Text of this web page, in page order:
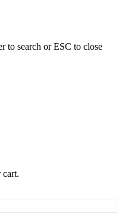
to search or ESC to close
cart.